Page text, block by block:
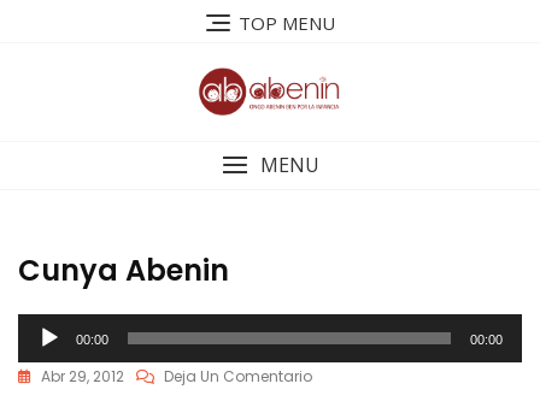
TOP MENU
MENU
Cunya Abenin
Reproductor
audio
00:00 00:00
Abr 29, 2012 Deja Un ComentarioEn